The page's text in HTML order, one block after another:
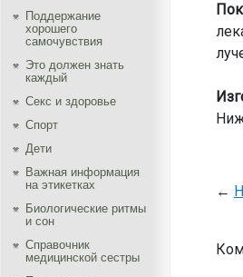
Поддержание
хорошего
самочувствия
Это должен знать
каждый
Секс и здоровье
Спорт
Дети
Важная информация
на этикетках
Биологические ритмы
и сон
Справочник
медицинской сестры
←